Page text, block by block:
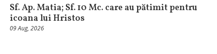
Sf. Ap. Matia; Sf. 10 Mc. care au pătimit pentru
icoana lui Hristos
09 Aug, 2026